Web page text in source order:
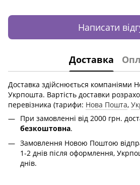
Написати
Доставка
Доставка здійснюється компаніями
Укрпошта. Вартість доставки
перевізника (тарифи: Нова Пошта,
При замовленні від 2000 грн.
безкоштовна.
Замовлення Новою Поштою
1-2 днів після оформлення,
днів.